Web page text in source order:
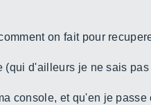
on fait pour
d'ailleurs je ne sais
console, et qu'en je